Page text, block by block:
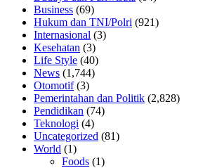
Business (69)
Hukum dan TNI/Polri (921)
Internasional (3)
Kesehatan (3)
Life Style (40)
News (1,744)
Otomotif(3)
Pemerintahan dan Politik (2,828)
Pendidikan (74)
Teknologi (4)
Uncategorized (81)
World (1)
Foods (1)